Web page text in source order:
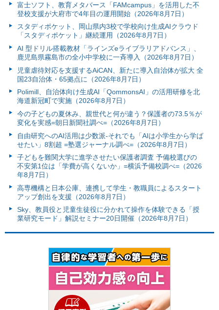
富⼠ソフト、教育メタバース「FAMcampus」を活用した不
登校支援が大府市で4年目の運用開始（2026年8月7日）
スタディポケット、岡山県内3校で学校向け生成AIクラウド
「スタディポケット」継続運用（2026年8月7日）
AI 型ドリル搭載教材「ラインズeライブラリアドバンス」、
鹿児島県霧島市の全小中学校に一斉導入（2026年8月7日）
児童虐待対応を支援するAiCAN、新たに導入自治体が拡大 全
国23自治体・65拠点に（2026年8月7日）
Polimill、自治体向け生成AI「QommonsAI」の活用研修を北
海道新冠町で実施（2026年8月7日）
今の子どもの夏休み、親世代と何が違う？保護者の73.5％が
変化を実感=朝日新聞社調べ=（2026年8月7日）
自由研究へのAI活用は少数派-それでも「AIは小学生から学ば
せたい」8割超 =塾選ジャーナル調べ=（2026年8月7日）
子どもを難関大学に進学させたい保護者調査 予備校選びの
不安第1位は「学費が高くないか」=横浜予備校調べ=（2026
年8月7日）
高専機構と日本公庫、連携して学生・教職員によるスタート
アップ創出を支援（2026年8月7日）
Sky、教員役と児童生徒役に分かれて操作を体験できる「授
業研究モード」解説セミナー20日開催（2026年8月7日）